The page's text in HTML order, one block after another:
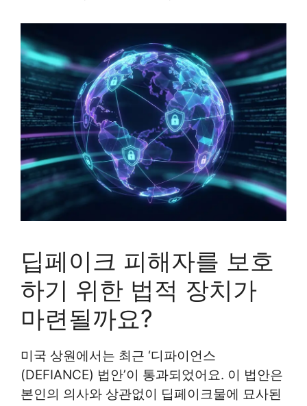
딥페이크 피해자를 보호
하기 위한 법적 장치가
마련될까요?
미국 상원에서는 최근 ‘디파이언스
(DEFIANCE) 법안’이 통과되었어요. 이 법안은
본인의 의사와 상관없이 딥페이크물에 묘사된